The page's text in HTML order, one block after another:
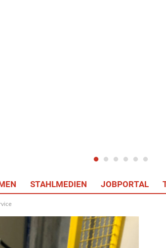
STAHLMEDIEN JOBPORTAL